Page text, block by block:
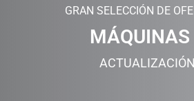
GRAN SELECCIÓN DE
MÁQUINAS